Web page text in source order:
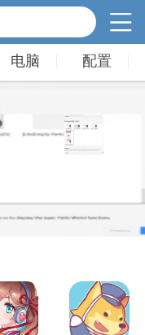
电脑 配置